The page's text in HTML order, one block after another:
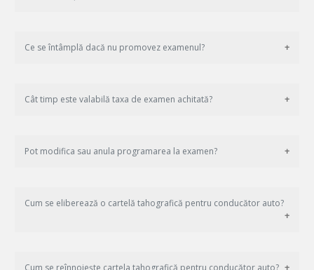
Ce se întâmplă dacă nu promovez examenul?
Cât timp este valabilă taxa de examen achitată?
Pot modifica sau anula programarea la examen?
Cum se eliberează o cartelă tahografică pentru conducător auto?
Cum se reînnoiește cartela tahografică pentru conducător auto?